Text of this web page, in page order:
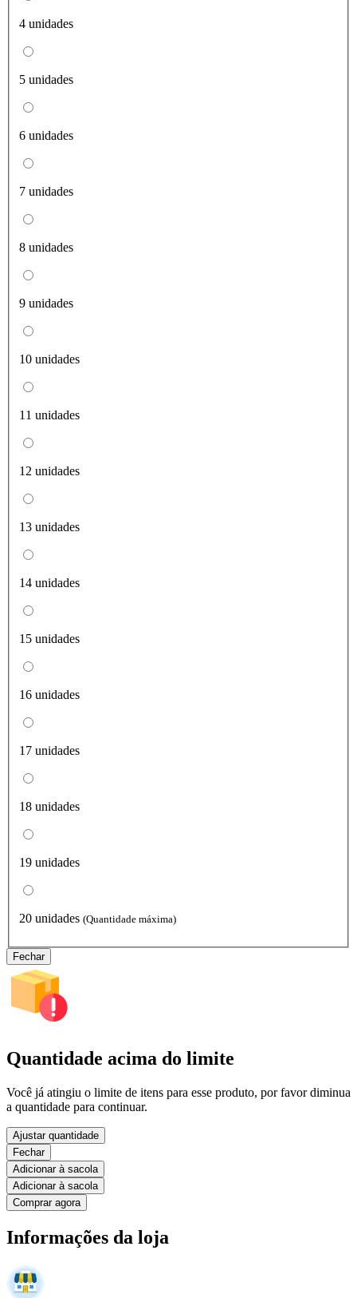
4 unidades
5 unidades
6 unidades
7 unidades
8 unidades
9 unidades
10 unidades
11 unidades
12 unidades
13 unidades
14 unidades
15 unidades
16 unidades
17 unidades
18 unidades
19 unidades
20 unidades (Quantidade máxima)
Fechar
Quantidade acima do limite
Você já atingiu o limite de itens para esse produto, por favor diminua
a quantidade para continuar.
Ajustar quantidade
Fechar
Adicionar à sacola
Adicionar à sacola
Comprar agora
Informações da loja